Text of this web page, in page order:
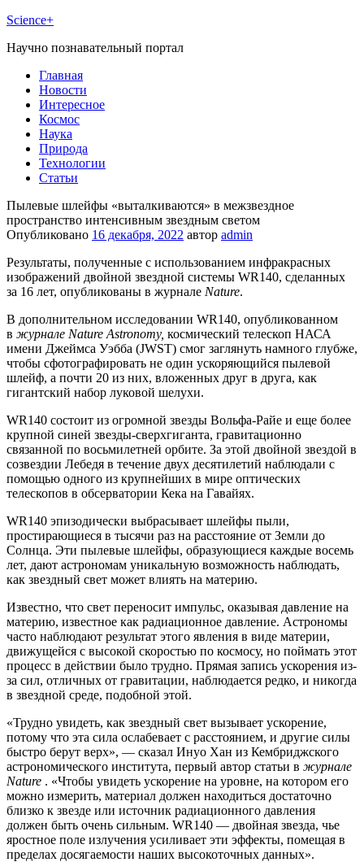
Science+
Научно познавательный портал
Главная
Новости
Интересное
Космос
Наука
Природа
Технологии
Статьи
Пылевые шлейфы «выталкиваются» в межзвездное
пространство интенсивным звездным светом
Опубликовано 16 декабря, 2022 автор admin
Результаты, полученные с использованием инфракрасных
изображений двойной звездной системы WR140, сделанных
за 16 лет, опубликованы в журнале Nature.
В дополнительном исследовании WR140, опубликованном
в журнале Nature Astronomy, космический телескоп НАСА
имени Джеймса Уэбба (JWST) смог заглянуть намного глубже,
чтобы сфотографировать не один ускоряющийся пылевой
шлейф, а почти 20 из них, вложенных друг в друга, как
гигантский набор луковой шелухи.
WR140 состоит из огромной звезды Вольфа-Райе и еще более
крупной синей звезды-сверхгиганта, гравитационно
связанной по восьмилетней орбите. За этой двойной звездой в
созвездии Лебедя в течение двух десятилетий наблюдали с
помощью одного из крупнейших в мире оптических
телескопов в обсерватории Кека на Гавайях.
WR140 эпизодически выбрасывает шлейфы пыли,
простирающиеся в тысячи раз на расстояние от Земли до
Солнца. Эти пылевые шлейфы, образующиеся каждые восемь
лет, дают астрономам уникальную возможность наблюдать,
как звездный свет может влиять на материю.
Известно, что свет переносит импульс, оказывая давление на
материю, известное как радиационное давление. Астрономы
часто наблюдают результат этого явления в виде материи,
движущейся с высокой скоростью по космосу, но поймать этот
процесс в действии было трудно. Прямая запись ускорения из-
за сил, отличных от гравитации, наблюдается редко, и никогда
в звездной среде, подобной этой.
«Трудно увидеть, как звездный свет вызывает ускорение,
потому что эта сила ослабевает с расстоянием, и другие силы
быстро берут верх», — сказал Инуо Хан из Кембриджского
астрономического института, первый автор статьи в журнале
Nature . «Чтобы увидеть ускорение на уровне, на котором его
можно измерить, материал должен находиться достаточно
близко к звезде или источник радиационного давления
должен быть очень сильным. WR140 — двойная звезда, чье
яростное поле излучения усиливает эти эффекты, помещая в
пределах досягаемости наших высокоточных данных».